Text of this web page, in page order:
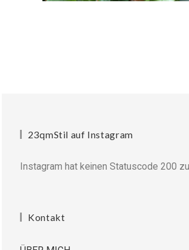
23qmStil auf Instagram
Instagram hat keinen Statuscode 200
Kontakt